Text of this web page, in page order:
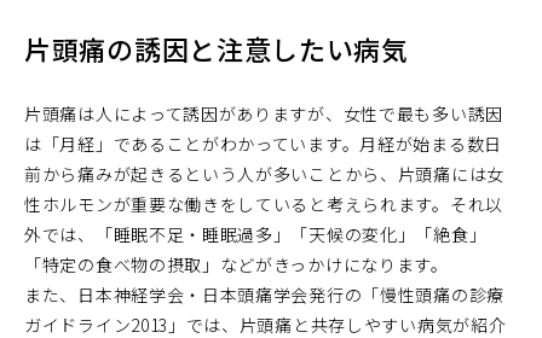
片頭痛の誘因と注意したい病気
片頭痛は人によって誘因がありますが、女性で最も多い誘因
は「月経」であることがわかっています。月経が始まる数日
前から痛みが起きるという人が多いことから、片頭痛には女
性ホルモンが重要な働きをしていると考えられます。それ以
外では、「睡眠不足・睡眠過多」「天候の変化」「絶食」
「特定の食べ物の摂取」などがきっかけになります。
また、日本神経学会・日本頭痛学会発行の「慢性頭痛の診療
ガイドライン2013」では、片頭痛と共存しやすい病気が紹介